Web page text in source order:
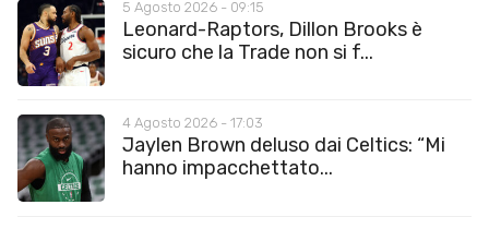
5 Agosto 2026 - 09:15
Leonard-Raptors, Dillon Brooks è
sicuro che la Trade non si f...
4 Agosto 2026 - 17:03
Jaylen Brown deluso dai Celtics: “Mi
hanno impacchettato...